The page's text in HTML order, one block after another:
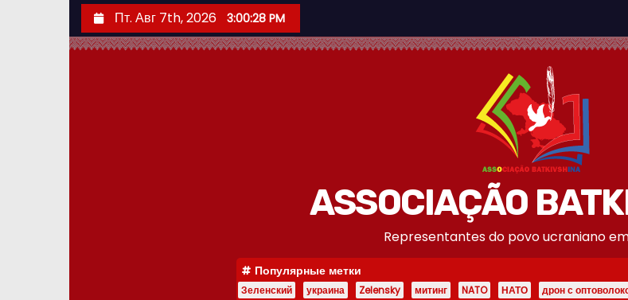
е
р
Пт. Авг 7th, 2026 3:00:29 PM
ASSOCIAÇÃO
Representantes do povo ucraniano
Популярные метки
Зеленский украина Zelensky митинг NATO НАТО дрон с